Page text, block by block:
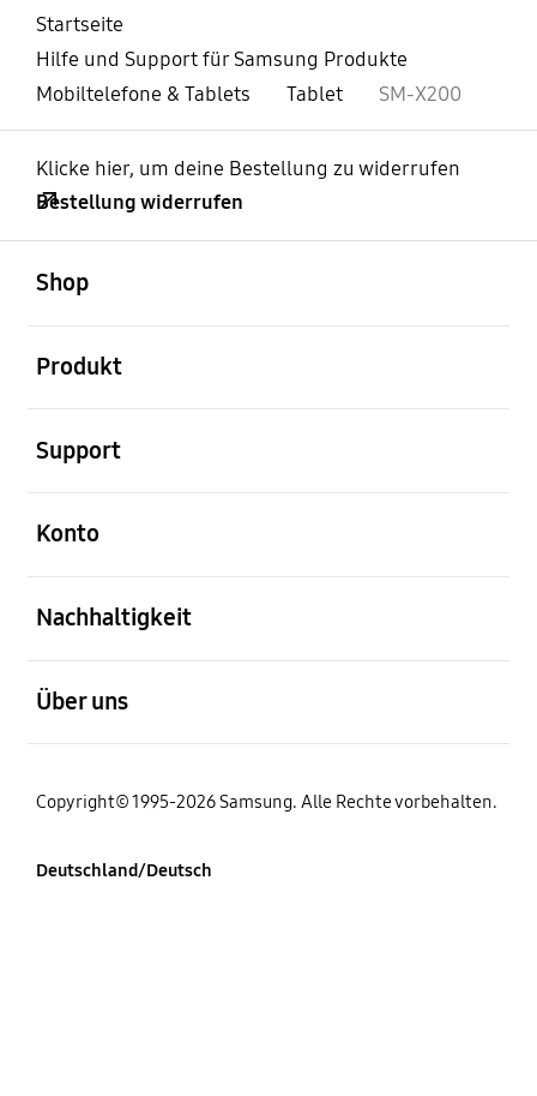
Startseite
Hilfe und Support für Samsung Produkte
Mobiltelefone & Tablets
Tablet SM-X200
Klicke hier, um deine Bestellung zu widerrufen
Bestellung widerrufen
Shop
Produkt
Support
Konto
Nachhaltigkeit
Über uns
Copyright© 1995-2026 Samsung. Alle Rechte vorbehalten.
Deutschland/Deutsch